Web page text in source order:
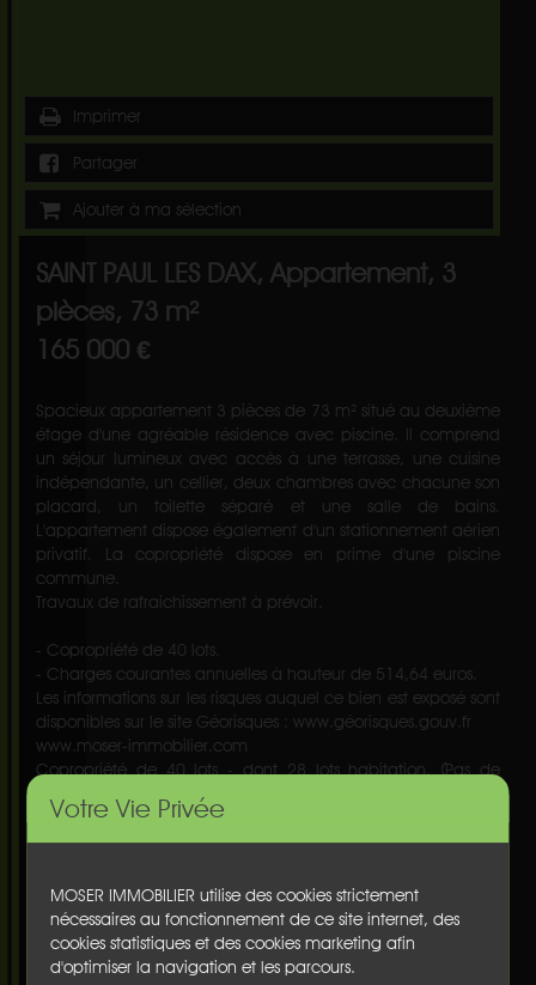
Votre Vie Privée
MOSER IMMOBILIER utilise des cookies strictement
nécessaires au fonctionnement de ce site internet, des
cookies statistiques et des cookies marketing afin
d'optimiser la navigation et les parcours.
Imprimer
Partager
Ajouter à ma sélection
SAINT PAUL LES DAX, Appartement, 3
pièces, 73 m²
165 000 €
Spacieux appartement 3 pièces de 73 m² situé au deuxième
étage d'une agréable résidence avec piscine. Il comprend
un séjour lumineux avec accès à une terrasse, une cuisine
indépendante, un cellier, deux chambres avec chacune son
placard, un toilette séparé et une salle de bains.
L'appartement dispose également d'un stationnement aérien
privatif. La copropriété dispose en prime d'une piscine
commune.
Travaux de rafraichissement à prévoir.
- Copropriété de 40 lots.
- Charges courantes annuelles à hauteur de 514,64 euros.
Les informations sur les risques auquel ce bien est exposé sont
disponibles sur le site Géorisques : www.géorisques.gouv.fr
www.moser-immobilier.com
Copropriété de 40 lots - dont 28 lots habitation. (Pas de
Charges annuelles : 514.64 euros.
Nbre de chambre(s) :2
Surface habitable : 73 m²
Surface du terrain :nc
Terrasse :oui